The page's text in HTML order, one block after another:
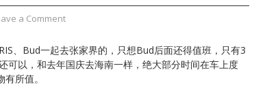
a Comment
、Bud一起去张家界的，只想Bud后面还得值班，只有3
可以，和去年国庆去海南一样，绝大部分时间在车上度
有所值。